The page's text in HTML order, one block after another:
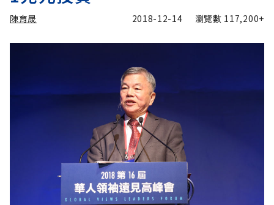
陳育晟 2018-12-14 瀏覽數 117,200+